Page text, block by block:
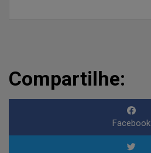
Compartilhe:
Facebook